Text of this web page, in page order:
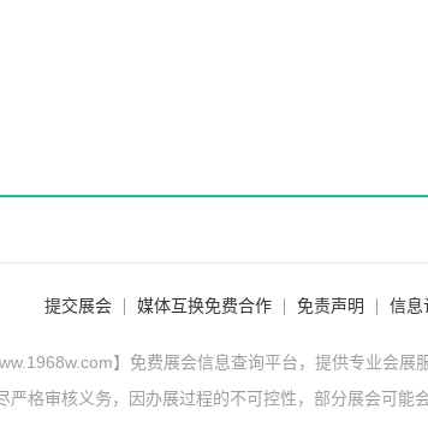
提交展会 媒体互换免费合作 免责声明 信息
】免费展会信息查询平台，提供专业会展
格审核义务，因办展过程的不可控性，部分展会可能